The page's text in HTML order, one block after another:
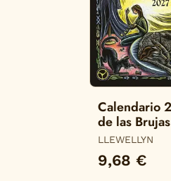
Calendario
de las Brujas
LLEWELLYN
9,68 €